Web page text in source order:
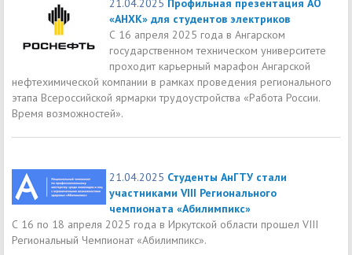
«АНХК» для студентов электриков
С 16 апреля 2025 года в Ангарском
государственном техническом университете
проходит карьерный марафон Ангарской
нефтехимической компании в рамках проведения регионального
этапа Всероссийской ярмарки трудоустройства «Работа России.
Время возможностей».
21.04.2025 Студенты АнГТУ стали
участниками VIII Регионального
чемпионата «Абилимпикс»
С 16 по 18 апреля 2025 года в Иркутской области прошел VIII
Региональный Чемпионат «Абилимпикс».